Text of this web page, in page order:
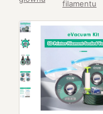
filamentu